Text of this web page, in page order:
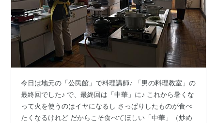
今日は地元の「公民館」で料理講師♪ 「男の料理教室」の
最終回でした♪ で、最終回は「中華」に♪ これから暑くな
って火を使うのはイヤになるし さっぱりしたものが食べ
たくなるけれど だからこそ食べてほしい「中華」（炒め